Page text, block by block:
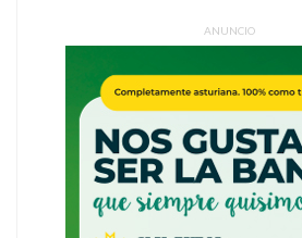
ANUNCIO